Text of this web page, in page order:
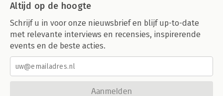
Altijd op de hoogte
Schrijf u in voor onze nieuwsbrief en blijf up-to-date
met relevante interviews en recensies, inspirerende
events en de beste acties.
Aanmelden